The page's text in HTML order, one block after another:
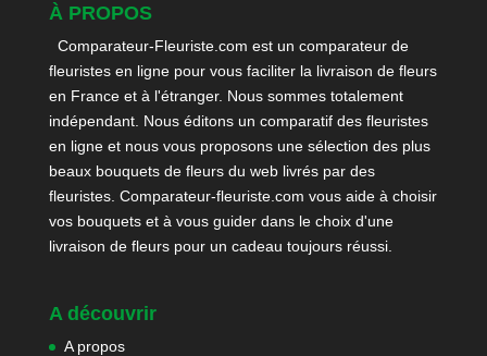
À PROPOS
Comparateur-Fleuriste.com est un comparateur de
fleuristes en ligne pour vous faciliter la livraison de fleurs
en France et à l'étranger. Nous sommes totalement
indépendant. Nous éditons un comparatif des fleuristes
en ligne et nous vous proposons une sélection des plus
beaux bouquets de fleurs du web livrés par des
fleuristes. Comparateur-fleuriste.com vous aide à choisir
vos bouquets et à vous guider dans le choix d'une
livraison de fleurs pour un cadeau toujours réussi.
A découvrir
A propos